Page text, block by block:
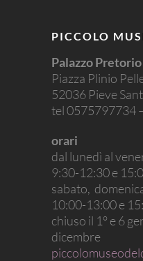
PICCOLO
Palazzo Pretorio
Piazza Plinio
52036 Pieve
tel 0575797734
orari
dal lunedì al
9:30-12:30 e
sabato,
10:00-13:00 e
chiuso il 1° e 6
dicembre